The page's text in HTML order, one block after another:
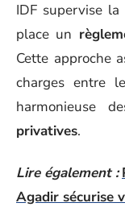
IDF supervise la
place un
Cette approche
charges entre
harmonieuse
privatives.
Lire également :
Agadir sécurise